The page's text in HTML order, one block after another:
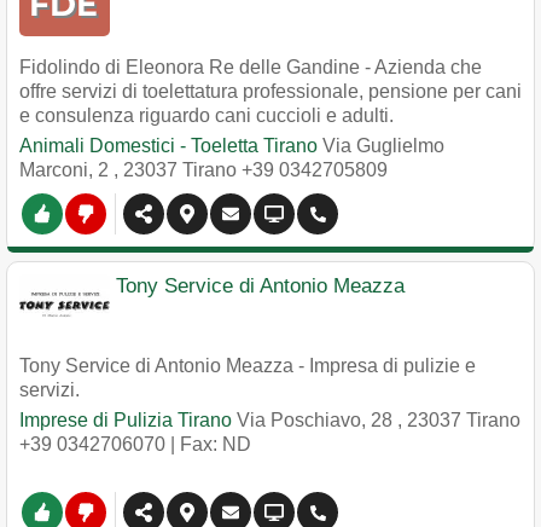
Fidolindo di Eleonora Re delle Gandine - Azienda che
offre servizi di toelettatura professionale, pensione per cani
e consulenza riguardo cani cuccioli e adulti.
Animali Domestici - Toeletta Tirano Via Guglielmo
Marconi, 2 , 23037 Tirano +39 0342705809
Tony Service di Antonio Meazza
Tony Service di Antonio Meazza - Impresa di pulizie e
servizi.
Imprese di Pulizia Tirano Via Poschiavo, 28 , 23037 Tirano
+39 0342706070 | Fax: ND